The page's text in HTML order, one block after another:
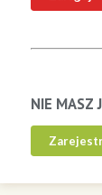
NIE MASZ